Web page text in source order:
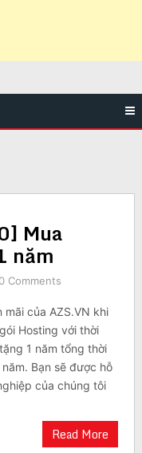
Mua
năm
0 Comments
của AZS.VN khi
Hosting với thời
1 năm tổng thời
Bạn sẽ được hỗ
của chúng tôi
Read More